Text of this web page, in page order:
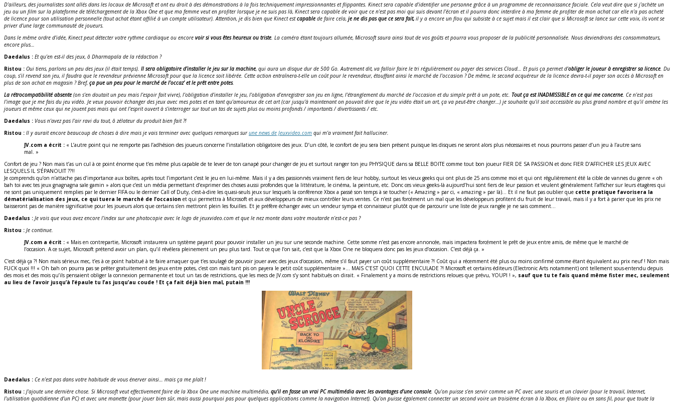
D’ailleurs, des journalistes sont allés dans les locaux de Microsoft et ont eu droit à des démonstrations à la fois techniquement impressionnantes et flippantes. Kinect sera capable d’identifier une personne grâce à un programme de reconnaissance faciale. Cela veut dire que si j’achète un
jeu ou un film sur la plateforme de téléchargement de la Xbox One et que ma femme veut en profiter lorsque je ne suis pas là, Kinect sera capable de voir que ce n’est pas moi qui suis devant l’écran et il pourra donc interdire à ma femme de profiter de mon achat car elle n’a pas acheté
de licence pour son utilisation personnelle (tout achat étant affilié à un compte utilisateur). Attention, je dis bien que Kinect estcapable de faire cela, je ne dis pas que ce sera fait, il y a encore un flou qui subsiste à ce sujet mais il est clair que si Microsoft se lance sur cette voix, ils vont se
priver d’une large communauté de joueurs.
Dans le même ordre d’idée, Kinect peut détecter votre rythme cardiaque ou encore voir si vous êtes heureux ou triste . La caméra étant toujours allumée, Microsoft saura ainsi tout de vos goûts et pourra vous proposer de la publicité personnalisée. Nous deviendrons des consommateurs,
encore plus…
Daedalus : Et qu’en est-il des jeux, ô Dharmapala de la rédaction ?
Ristou : Oui tiens, parlons un peu des jeux (il était temps). Il sera obligatoire d’installer le jeu sur la machine, qui aura un disque dur de 500 Go. Autrement dit, va falloir faire le tri régulièrement ou payer des services Cloud… Et puis ça permet d’obliger le joueur à enregistrer sa licence . Du
coup, s’il revend son jeu, il faudra que le revendeur prévienne Microsoft pour que la licence soit libérée. Cette action entraînera-t-elle un coût pour le revendeur, étouffant ainsi le marché de l’occasion ? De même, le second acquéreur de la licence devra-t-il payer son accès à Microsoft en
plus de son achat en magasin ? Bref, ça pue un peu pour le marché de l’occaz’ et le prêt entre potes.
La rétrocompatibilité absente (on s’en doutait un peu mais l’espoir fait vivre), l’obligation d’installer le jeu, l’obligation d’enregistrer son jeu en ligne, l’étranglement du marché de l’occasion et du simple prêt à un pote, etc. Tout ça est INADMISSIBLE en ce qui me concerne . Ce n’est pas
l’image que je me fais du jeu vidéo. Je veux pouvoir échanger des jeux avec mes potes et en tant qu’amoureux de cet art (car jusqu’à maintenant on pouvait dire que le jeu vidéo était un art, ça va peut-être changer…) je souhaite qu’il soit accessible au plus grand nombre et qu’il amène les
joueurs et même ceux qui ne jouent pas mais qui ont l’esprit ouvert à s’interroger sur tout un tas de sujets plus ou moins profonds / importants / divertissants / etc.
Daedalus : Vous n’avez pas l’air ravi du tout, ô zélateur du produit bien fait ?!
Ristou : Il y aurait encore beaucoup de choses à dire mais je vais terminer avec quelques remarques surune news de Jeuxvideo.com qui m’a vraiment fait halluciner.
JV.com a écrit : « L’autre point qui ne remporte pas l’adhésion des joueurs concerne l’installation obligatoire des jeux. D’un côté, le confort de jeu sera bien présent puisque les disques ne seront alors plus nécessaires et nous pourrons passer d’un jeu à l’autre sans
mal. »
Confort de jeu ? Non mais t’as un cul à ce point énorme que t’es même plus capable de te lever de ton canapé pour changer de jeu et surtout ranger ton jeu PHYSIQUE dans sa BELLE BOITE comme tout bon joueur FIER DE SA PASSION et donc FIER D’AFFICHER LES JEUX AVEC
LESQUELS IL S’ÉPANOUIT ??!!
Je comprends qu’on n’attache pas d’importance aux boîtes, après tout l’important c’est le jeu en lui-même. Mais il y a des passionnés vraiment fiers de leur hobby, surtout les vieux geeks qui ont plus de 25 ans comme moi et qui ont régulièrement été la cible de vannes du genre « oh
bah toi avec tes jeux gnagnagna sale gamin » alors que c’est un média permettant d’exprimer des choses aussi profondes que la littérature, le cinéma, la peinture, etc. Donc ces vieux geeks-là aujourd’hui sont fiers de leur passion et veulent généralement l’afficher sur leurs étagères qui
ne sont pas uniquement remplies par le dernier FIFA ou le dernier Call of Duty, c’est-à-dire les quasi-seuls jeux sur lesquels la conférence Xbox a passé son temps à se toucher (« Amazing » par ci, « amazing » par là)… Et il ne faut pas oublier que cette pratique favorisera la
dématérialisation des jeux, ce qui tuera le marché de l’occasion et qui permettra à Microsoft et aux développeurs de mieux contrôler leurs ventes. Ce n’est pas forcément un mal que les développeurs profitent du fruit de leur travail, mais il y a fort à parier que les prix ne
baisseront pas de manière significative pour les joueurs alors que certains s’en mettront plein les fouilles. Et je préfère échanger avec un vendeur sympa et connaisseur plutôt que de parcourir une liste de jeux rangée je ne sais comment…
Daedalus : Je vois que vous avez encore l’index sur une photocopie avec le logo de jeuxvideo.com et que le nez monte dans votre moutarde n’est-ce pas ?
Ristou : Je continue.
JV.com a écrit : « Mais en contrepartie, Microsoft instaurera un système payant pour pouvoir installer un jeu sur une seconde machine. Cette somme n’est pas encore annoncée, mais impactera forcément le prêt de jeux entre amis, de même que le marché de
l’occasion. A ce sujet, Microsoft prétend avoir un plan, qu’il révélera pleinement un peu plus tard. Tout ce que l’on sait, c’est que la Xbox One ne bloquera donc pas les jeux d’occasion. C’est déjà ça. »
C’est déjà ça ?! Non mais sérieux mec, t’es à ce point habitué à te faire arnaquer que t’es soulagé de pouvoir jouer avec des jeux d’occasion, même s’il faut payer un coût supplémentaire ?! Coût qui a récemment été plus ou moins confirmé comme étant équivalent au prix neuf ! Non mais
FUCK quoi !!! « Oh bah on pourra pas se prêter gratuitement des jeux entre potes, c’est con mais tant pis on payera le petit coût supplémentaire »… MAIS C’EST QUOI CETTE ENCULADE ?! Microsoft et certains éditeurs (Electronic Arts notamment) ont tellement sous-entendu depuis
des mois et des mois qu’ils pensaient obliger la connexion permanente et tout un tas de restrictions, que les mecs de JV.com s’y sont habitués on dirait. « Finalement y a moins de restrictions reloues que prévu, YOUPI ! », sauf que tu te fais quand même fister mec, seulement
au lieu de l’avoir jusqu’à l’épaule tu l’as jusqu’au coude ! Et ça fait déjà bien mal, putain !!!
Daedalus : Ce n’est pas dans votre habitude de vous énerver ainsi… mais ça me plaît !
Ristou : J’ajoute une dernière chose. Si Microsoft veut effectivement faire de la Xbox One une machine multimédia, qu’il en fasse un vrai PC multimédia avec les avantages d’une console . Qu’on puisse s’en servir comme un PC avec une souris et un clavier (pour le travail, Internet,
l’utilisation quotidienne d’un PC) et avec une manette (pour jouer bien sûr, mais aussi pourquoi pas pour quelques applications comme la navigation Internet). Qu’on puisse également connecter un second voire un troisième écran à la Xbox, en filaire ou en sans fil, pour que toute la